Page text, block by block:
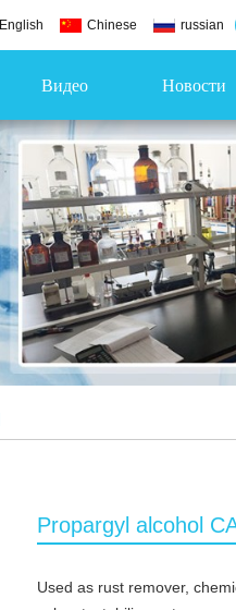
English Chinese russian
Видео Новости
Propargyl alcohol
Used as rust remover,